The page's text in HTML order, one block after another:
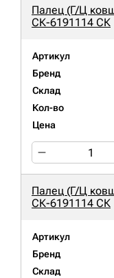
Палец (Г/Ц
СК-6191114 СК
Артикул
Бренд
Склад
Кол-во
Цена
Палец (Г/Ц
СК-6191114 СК
Артикул
Бренд
Склад